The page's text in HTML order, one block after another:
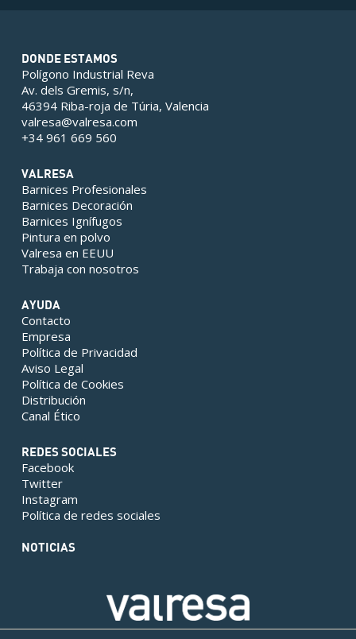
DONDE ESTAMOS
Polígono Industrial Reva
Av. dels Gremis, s/n,
46394 Riba-roja de Túria, Valencia
valresa@valresa.com
+34 961 669 560
VALRESA
Barnices Profesionales
Barnices Decoración
Barnices Ignífugos
Pintura en polvo
Valresa en EEUU
Trabaja con nosotros
AYUDA
Contacto
Empresa
Política de Privacidad
Aviso Legal
Política de Cookies
Distribución
Canal Ético
REDES SOCIALES
Facebook
Twitter
Instagram
Política de redes sociales
NOTICIAS